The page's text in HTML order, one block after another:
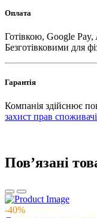
Оплата
Готівкою, Google
Безготівковими для
Гарантія
Компанія здійснює
захист прав
Повʼязані
-40%